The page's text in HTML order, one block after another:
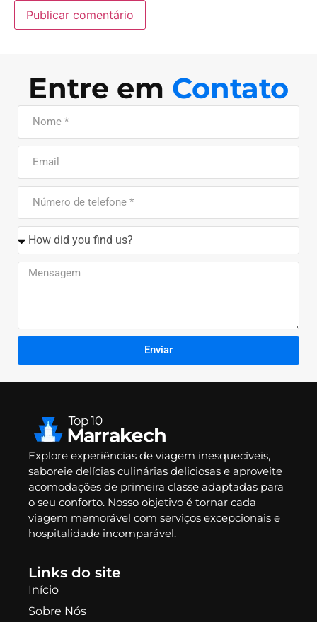
Entre em Contato
Enviar
Explore experiências de viagem inesquecíveis,
saboreie delícias culinárias deliciosas e aproveite
acomodações de primeira classe adaptadas para
o seu conforto. Nosso objetivo é tornar cada
viagem memorável com serviços excepcionais e
hospitalidade incomparável.
Links do site
Início
Sobre Nós